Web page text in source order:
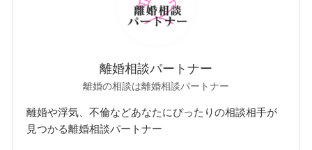
離婚相談パートナー
離婚の相談は離婚相談パートナー
離婚や浮気、不倫などあなたにぴったりの相談相手が
見つかる離婚相談パートナー